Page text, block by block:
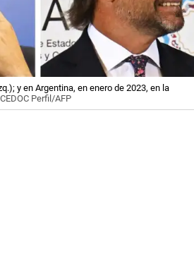
y en Argentina, en enero de 2023, en la
Perfil/AFP